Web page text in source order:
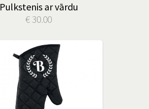
Pulkstenis ar vārdu
€ 30.00